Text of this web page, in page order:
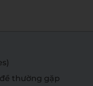
thường gặp